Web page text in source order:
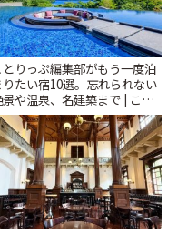
とりっぷ編集部がもう一度泊
りたい宿10選。忘れられない
や温泉、名建築まで | こと
ぷ